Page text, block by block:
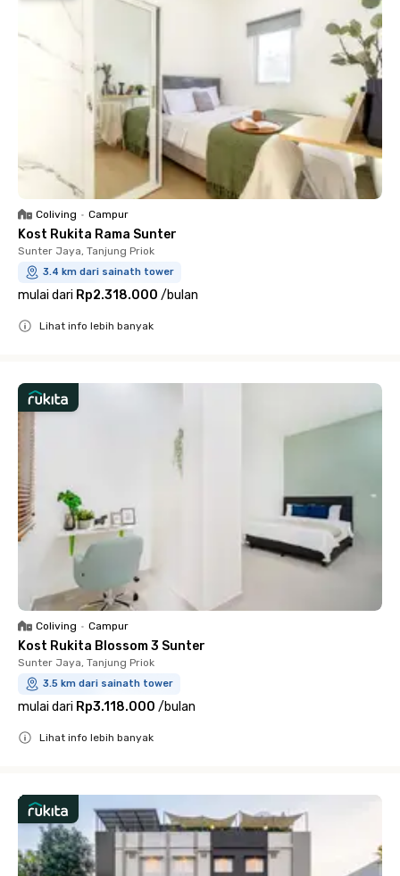
Coliving • Campur
Kost Rukita Rama Sunter
Sunter Jaya, Tanjung Priok
3.4 km dari sainath tower
mulai dari Rp2.318.000 /bulan
Lihat info lebih banyak
Coliving • Campur
Kost Rukita Blossom 3 Sunter
Sunter Jaya, Tanjung Priok
3.5 km dari sainath tower
mulai dari Rp3.118.000 /bulan
Lihat info lebih banyak